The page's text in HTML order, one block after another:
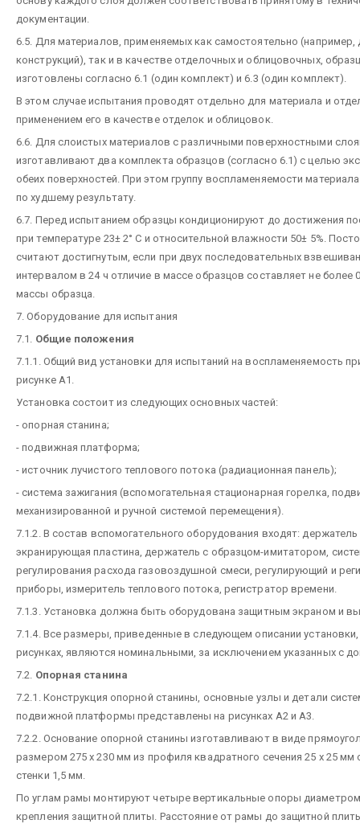
документации.
6.5. Для материалов, применяемых как самостоятельно (например,
конструкций), так и в качестве отделочных и облицовочных,
изготовлены согласно 6.1 (один комплект) и 6.3 (один комплект).
В этом случае испытания проводят отдельно для материала и
применением его в качестве отделок и облицовок.
6.6. Для слоистых материалов с различными поверхностными
изготавливают два комплекта образцов (согласно 6.1) с целью
обеих поверхностей. При этом группу воспламеняемости
по худшему результату.
6.7. Перед испытанием образцы кондиционируют до достижения
при температуре 23± 2° С и относительной влажности 50± 5%.
считают достигнутым, если при двух последовательных
интервалом в 24 ч отличие в массе образцов составляет не более
массы образца.
7. Оборудование для испытания
7.1. Общие положения
7.1.1. Общий вид установки для испытаний на воспламеняемость
рисунке А1.
Установка состоит из следующих основных частей:
- опорная станина;
- подвижная платформа;
- источник лучистого теплового потока (радиационная панель);
- система зажигания (вспомогательная стационарная горелка,
механизированной и ручной системой перемещения).
7.1.2. В состав вспомогательного оборудования входят:
экранирующая пластина, держатель с образцом-имитатором,
регулирования расхода газовоздушной смеси, регулирующий и
приборы, измеритель теплового потока, регистратор времени.
7.1.3. Установка должна быть оборудована защитным экраном и
7.1.4. Все размеры, приведенные в следующем описании
рисунках, являются номинальными, за исключением указанных с
7.2. Опорная станина
7.2.1. Конструкция опорной станины, основные узлы и детали
подвижной платформы представлены на рисунках А2 и А3.
7.2.2. Основание опорной станины изготавливают в виде
размером 275 х 230 мм из профиля квадратного сечения 25 х 25 мм
стенки 1,5 мм.
По углам рамы монтируют четыре вертикальные опоры
крепления защитной плиты. Расстояние от рамы до защитной